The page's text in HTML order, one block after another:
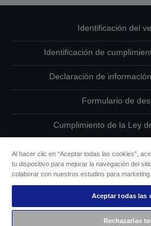
Identificación del
Identificación de
Declaración de
Formulario de
Cumplimiento de la Ley
Información sobre
Compromiso de
Al hacer clic en “Aceptar todas las cookies”,
tu dispositivo para mejorar la navegación del
colaborar con nuestros estudios para marketing.
Aceptar todas las
Rechazarlas